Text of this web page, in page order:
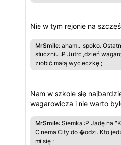
Nie w tym rejonie na
MrSmile: aham... spoko.
stuczniu :P Jutro ,dzień
zrobić małą wycieczkę ;
Nam w szkole się
wagarowicza i nie warto
MrSmile: Siemka :P Jadę na
Cinema City do �odzi. Kto
mi się :